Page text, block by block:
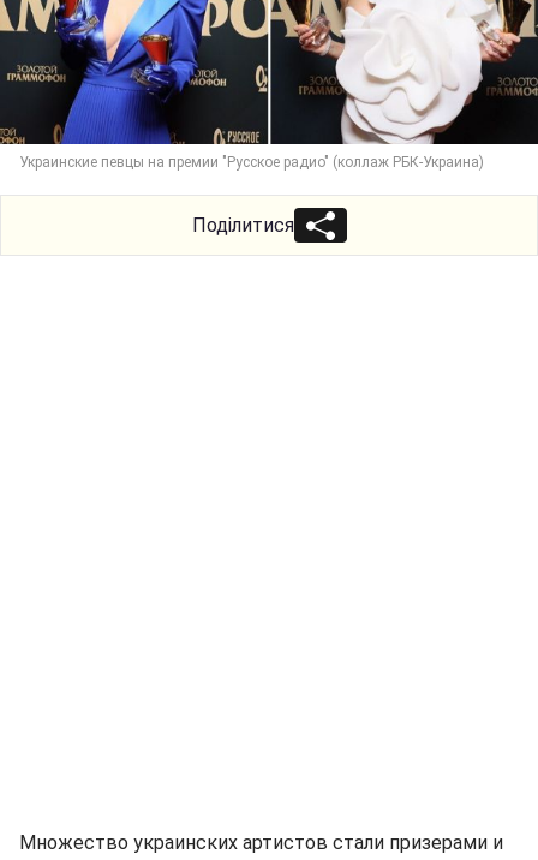
Украинские певцы на премии "Русское радио" (коллаж РБК-Украина)
Поділитися
Множество украинских артистов стали призерами и